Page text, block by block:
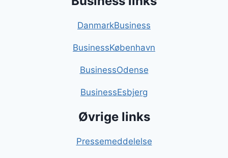
DanmarkBusiness
BusinessKøbenhavn
BusinessOdense
BusinessEsbjerg
Øvrige links
Pressemeddelelse